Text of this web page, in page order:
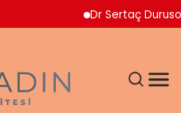
Dr Sertaç Durusoy